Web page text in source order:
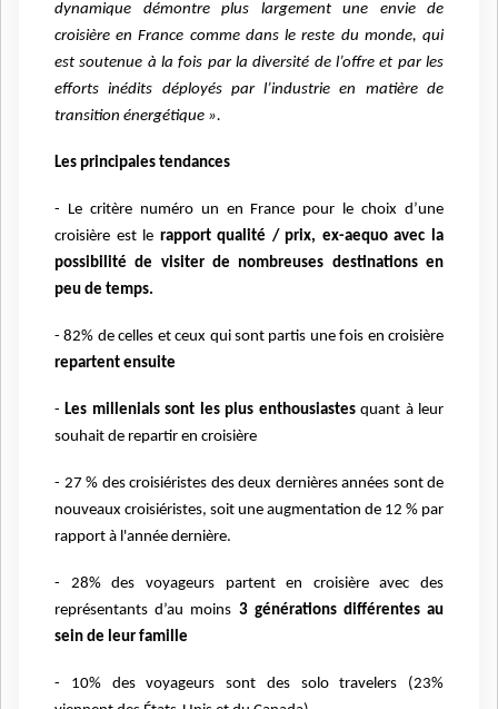
dynamique démontre plus largement une envie de
croisière en France comme dans le reste du monde, qui
estsoutenue à la fois par la diversité de l’offre et par les
efforts inédits déployés par l’industrie en matière de
transition énergétique ».
Les principales tendances
- Le critère numéro un en France pour le choix d’une
croisière est le rapport qualité / prix, ex-aequoavec la
possibilité de visiter de nombreuses destinations en
peu de temps.
- 82% de celles et ceux qui sont partis une fois en croisière
repartent ensuite
- Les millenials sont les plus enthousiastesquant à leur
souhait de repartir en croisière
- 27 % des croisiéristes des deux dernières années sont de
nouveaux croisiéristes, soit une augmentation de 12 % par
rapport à l'année dernière.
- 28% des voyageurs partent en croisière avec des
représentants d’au moins 3 générations différentes au
sein de leur famille
- 10% des voyageurs sont des solo travelers (23%